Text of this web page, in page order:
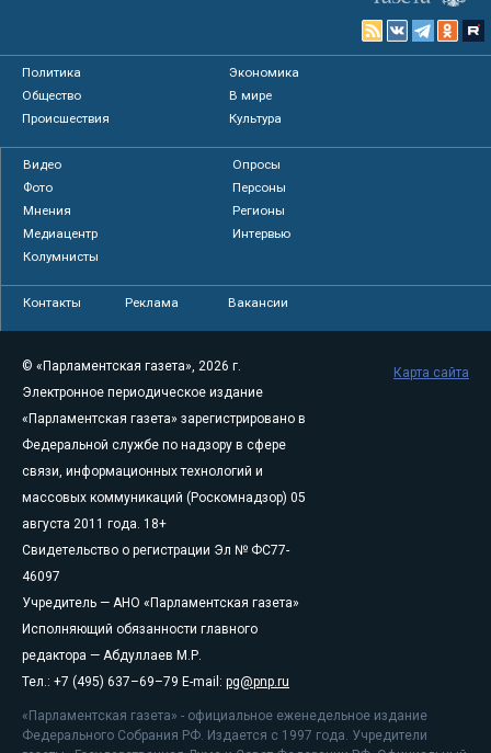
Политика
Экономика
Общество
В мире
Происшествия
Культура
Видео
Опросы
Фото
Персоны
Мнения
Регионы
Медиацентр
Интервью
Колумнисты
Контакты Реклама Вакансии
© «Парламентская газета», 2026 г.
Электронное периодическое издание
«Парламентская газета» зарегистрировано в
Федеральной службе по надзору в сфере
связи, информационных технологий и
массовых коммуникаций (Роскомнадзор) 05
августа 2011 года. 18+
Свидетельство о регистрации Эл № ФС77-
46097
Учредитель — АНО «Парламентская газета»
Исполняющий обязанности главного
редактора — Абдуллаев М.Р.
Тел.: +7 (495) 637–69–79 E-mail: pg@pnp.ru
«Парламентская газета» - официальное еженедельное издание
Федерального Собрания РФ. Издается с 1997 года. Учредители
Карта сайта